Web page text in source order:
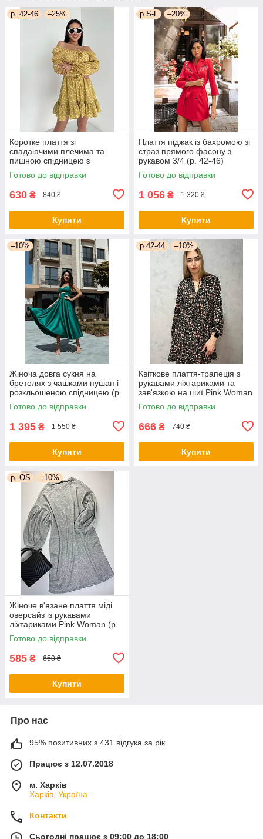
р. 42-46 –25%
Коротке плаття зі
спадаючими плечима та
пишною спідницею з
воланом (р. 42-46)
66py5272Qr
Готово до відправки
630 ₴ 840 ₴
Купити
р.S-L –20%
Плаття піджак із бахромою зі
страз прямого фасону з
рукавом 3/4 (р. 42-46)
66py2050Qr
Готово до відправки
1 056 ₴ 1 320 ₴
Купити
–10%
Жіноча довга сукня на
бретелях з чашками пушап і
розкльошеною спідницею (р.
44) 66py6043Qr
Готово до відправки
1 395 ₴ 1 550 ₴
Купити
р.42-44 –10%
Квіткове плаття-трапеція з
рукавами ліхтариками та
зав'язкою на шиї Pink Woman
(р. 42-44) 1035205r
Готово до відправки
666 ₴ 740 ₴
Купити
р. OS –10%
Жіноче в'язане плаття міді
оверсайз із рукавами
ліхтариками Pink Woman (р.
OS) 1035266r
Готово до відправки
585 ₴ 650 ₴
Купити
Про нас
95% позитивних з 431 відгука за рік
Працює з 12.07.2018
м. Харків
Харків, Україна
Контакти
Сьогодні працює з 09:00 до 18:00